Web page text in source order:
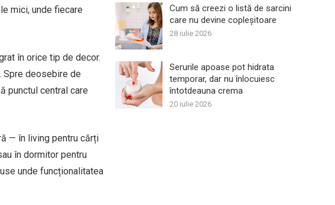
mici, unde fiecare
în orice tip de decor.
Spre deosebire de
punctul central care
— în living pentru cărți
în dormitor pentru
unde funcționalitatea
Cum să creezi o listă de sarcini
care nu devine copleșitoare
28 iulie 2026
Serurile apoase pot hidrata
temporar, dar nu înlocuiesc
întotdeauna crema
20 iulie 2026